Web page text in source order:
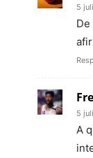
5
5
A